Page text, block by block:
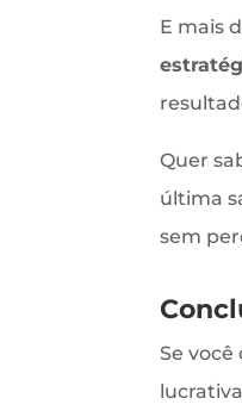
E mais
Quer
última
sem
Se